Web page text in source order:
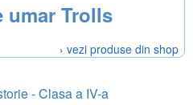
umar Trolls
› vezi produse din shop
- Clasa a IV-a